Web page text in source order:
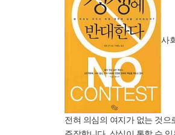
사
전혀 의심의 여지가 없는 것으